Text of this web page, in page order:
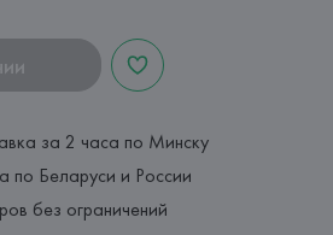
за 2 часа по Минску
по Беларуси и России
без ограничений